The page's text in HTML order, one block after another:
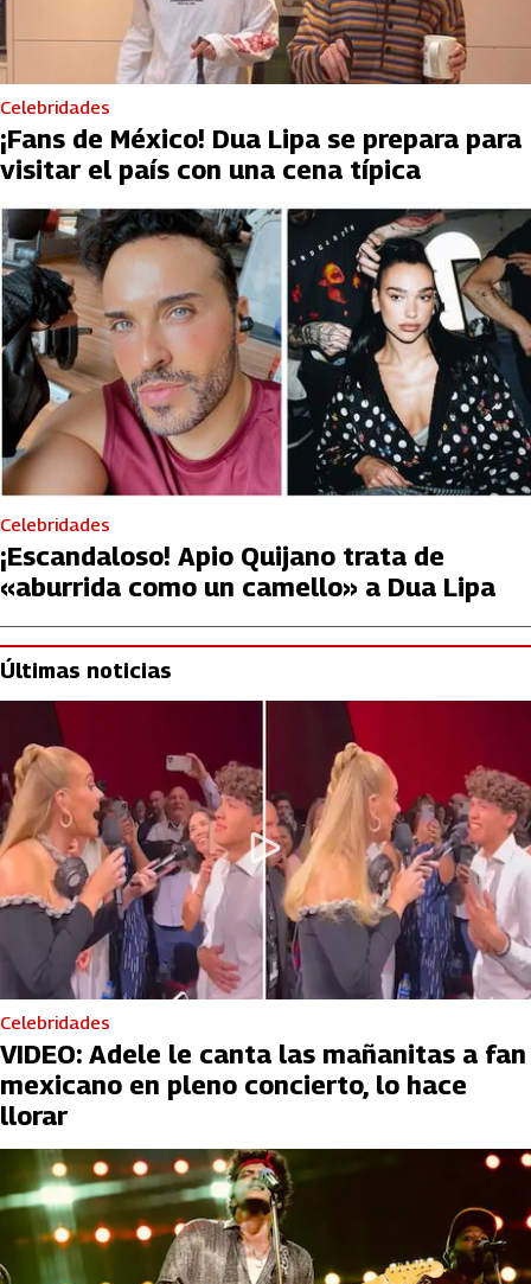
Celebridades
¡Fans de México! Dua Lipa se prepara para
visitar el país con una cena típica
Celebridades
¡Escandaloso! Apio Quijano trata de
«aburrida como un camello» a Dua Lipa
Últimas noticias
Celebridades
VIDEO: Adele le canta las mañanitas a fan
mexicano en pleno concierto, lo hace
llorar